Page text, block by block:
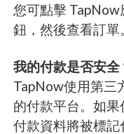
您可點擊
鈕，然後查看訂單
我的付款是否安全
TapNow使用第三
的付款平台。如
付款資料將被標